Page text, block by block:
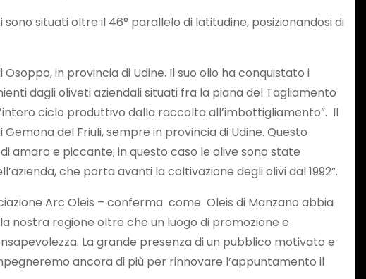
situati oltre il 46° parallelo di latitudine, posizionandosi di
in provincia di Udine. Il suo olio ha conquistato i
dagli oliveti aziendali situati fra la piana del Tagliamento
ciclo produttivo dalla raccolta all’imbottigliamento”. Il
del Friuli, sempre in provincia di Udine. Questo
amaro e piccante; in questo caso le olive sono state
che porta avanti la coltivazione degli olivi dal 1992”.
Arc Oleis – conferma come Oleis di Manzano abbia
nostra regione oltre che un luogo di promozione e
La grande presenza di un pubblico motivato e
ancora di più per rinnovare l’appuntamento il